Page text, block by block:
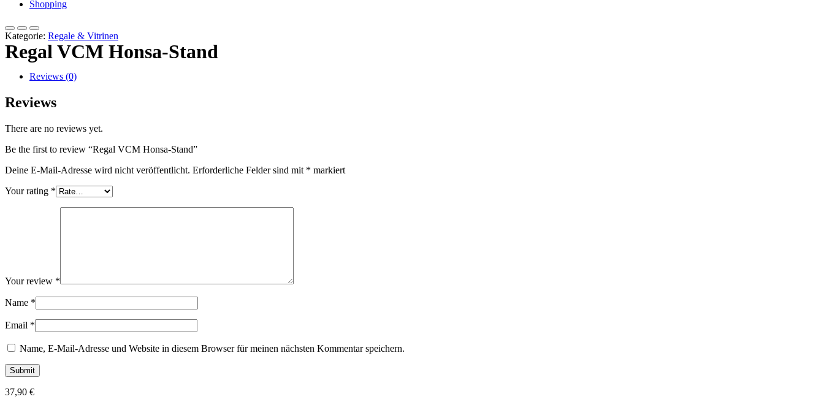
Shopping
Kategorie: Regale & Vitrinen
Regal VCM Honsa-Stand
Reviews (0)
Reviews
There are no reviews yet.
Be the first to review “Regal VCM Honsa-Stand”
Deine E-Mail-Adresse wird nicht veröffentlicht. Erforderliche Felder sind mit * markiert
Your rating *
Your review *
Name *
Email *
Name, E-Mail-Adresse und Website in diesem Browser für meinen nächsten Kommentar speichern.
37,90 €